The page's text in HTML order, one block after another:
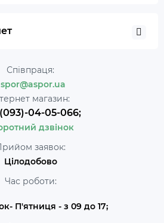
Співпраця:
магазин:
04-05-066;
дзвінок
заявок:
Цілодобово
Час роботи:
П'ятниця - з 09 до 17;